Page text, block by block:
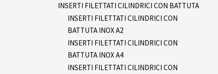
INSERTI FILETTATI CILINDRICI CON BATTUTA
INSERTI FILETTATI CILINDRICI CON
BATTUTA INOX A2
INSERTI FILETTATI CILINDRICI CON
BATTUTA INOX A4
INSERTI FILETTATI CILINDRICI CON